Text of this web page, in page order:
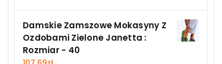
Damskie Zamszowe Mokasyny Z
Ozdobami Zielone Janetta :
Rozmiar - 40